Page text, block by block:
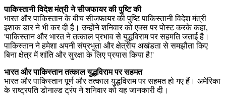
पाकिस्तानी विदेश मंत्री ने सीजफायर की पुष्टि की
भारत और पाकिस्तान के बीच सीजफायर की पुष्टि पाकिस्तानी विदेश मंत्री
इशाक डार ने भी कर दी है। उन्होंने शनिवार को एक्स पर पोस्ट करके कहा,
'पाकिस्तान और भारत ने तत्काल प्रभाव से युद्धविराम पर सहमति जताई है।
पाकिस्तान ने हमेशा अपनी संप्रभुता और क्षेत्रीय अखंडता से समझौता किए
बिना क्षेत्र में शांति और सुरक्षा के लिए प्रयास किया है!'
भारत और पाकिस्तान तत्काल युद्धविराम पर सहमत
भारत और पाकिस्तान पूर्ण और तत्काल युद्धविराम पर सहमत हो गए हैं। अमेरिका
के राष्ट्रपति डोनाल्ड ट्रंप ने शनिवार को यह जानकारी दी।